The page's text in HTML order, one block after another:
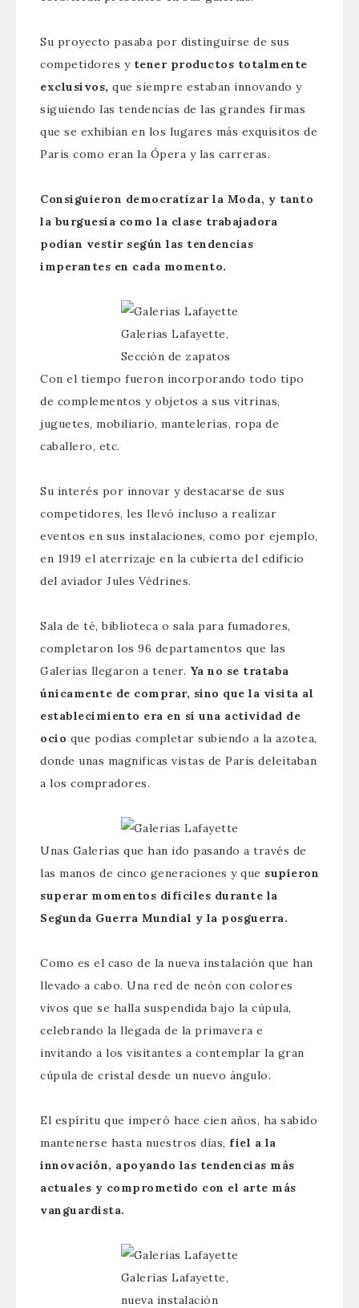
Su proyecto pasaba por distinguirse de sus
competidores y tener productos totalmente
exclusivos, que siempre estaban innovando y
siguiendo las tendencias de las grandes firmas
que se exhibían en los lugares más exquisitos de
Paris como eran la Ópera y las carreras.
Consiguieron democratizar la Moda, y tanto
la burguesía como la clase trabajadora
podían vestir según las tendencias
imperantes en cada momento.
Galerias Lafayette,
Sección de zapatos
Con el tiempo fueron incorporando todo tipo
de complementos y objetos a sus vitrinas,
juguetes, mobiliario, mantelerías, ropa de
caballero, etc.
Su interés por innovar y destacarse de sus
competidores, les llevó incluso a realizar
eventos en sus instalaciones, como por ejemplo,
en 1919 el aterrizaje en la cubierta del edificio
del aviador Jules Védrines.
Sala de té, biblioteca o sala para fumadores,
completaron los 96 departamentos que las
Galerías llegaron a tener. Ya no se trataba
únicamente de comprar, sino que la visita al
establecimiento era en sí una actividad de
ocio que podías completar subiendo a la azotea,
donde unas magnificas vistas de Paris deleitaban
a los compradores.
Unas Galerías que han ido pasando a través de
las manos de cinco generaciones y que supieron
superar momentos difíciles durante la
Segunda Guerra Mundial y la posguerra.
Como es el caso de la nueva instalación que han
llevado a cabo. Una red de neón con colores
vivos que se halla suspendida bajo la cúpula,
celebrando la llegada de la primavera e
invitando a los visitantes a contemplar la gran
cúpula de cristal desde un nuevo ángulo.
El espíritu que imperó hace cien años, ha sabido
mantenerse hasta nuestros días, fiel a la
innovación, apoyando las tendencias más
actuales y comprometido con el arte más
vanguardista.
Galerias Lafayette,
nueva instalación